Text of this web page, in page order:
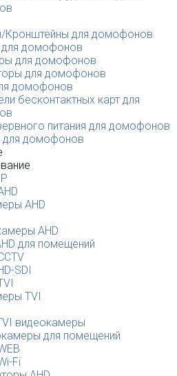
Кронштейны для домофонов
для домофонов
для домофонов
для домофонов
домофонов
бесконтактных карт для
питания для домофонов
для домофонов
AHD
AHD
для помещений
SDI
TVI
видеокамеры
для помещений
Fi